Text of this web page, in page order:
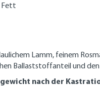
Fett
Lamm, feinem
Ballaststoffanteil und
nach der